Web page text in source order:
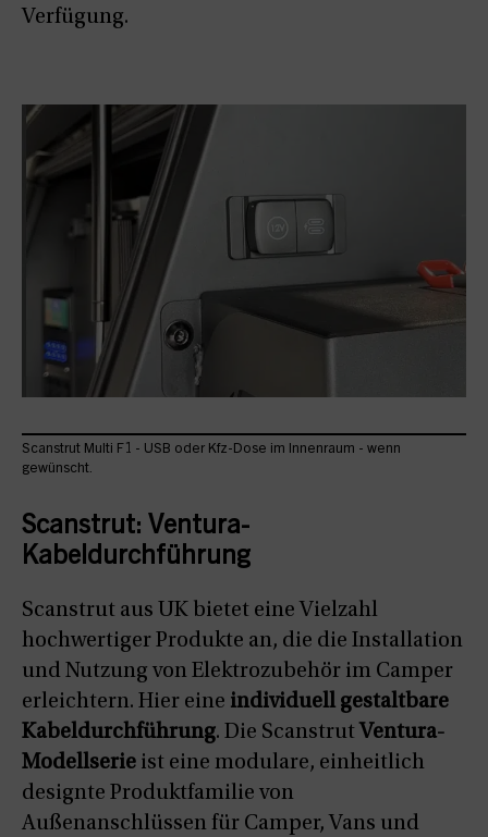
Verfügung.
Scanstrut Multi F1 - USB oder Kfz-Dose im Innenraum - wenn
gewünscht.
Scanstrut: Ventura-
Kabeldurchführung
Scanstrut aus UK bietet eine Vielzahl
hochwertiger Produkte an, die die Installation
und Nutzung von Elektrozubehör im Camper
erleichtern. Hier eine individuell gestaltbare
Kabeldurchführung. Die Scanstrut Ventura-
Modellserie ist eine modulare, einheitlich
designte Produktfamilie von
Außenanschlüssen für Camper, Vans und